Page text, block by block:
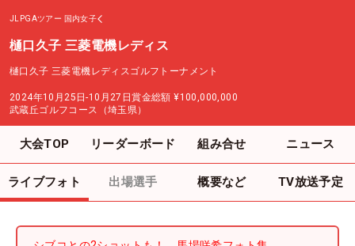
JLPGAツアー 国内女子
樋口久子 三菱電機レディス
樋口久子 三菱電機レディスゴルフトーナメント
2024年10月25日-10月27日賞金総額 ¥100,000,000
武蔵丘ゴルフコース（埼玉県）
大会TOP リーダーボード 組み合せ ニュース
ライブフォト 出場選手 概要など TV放送予定